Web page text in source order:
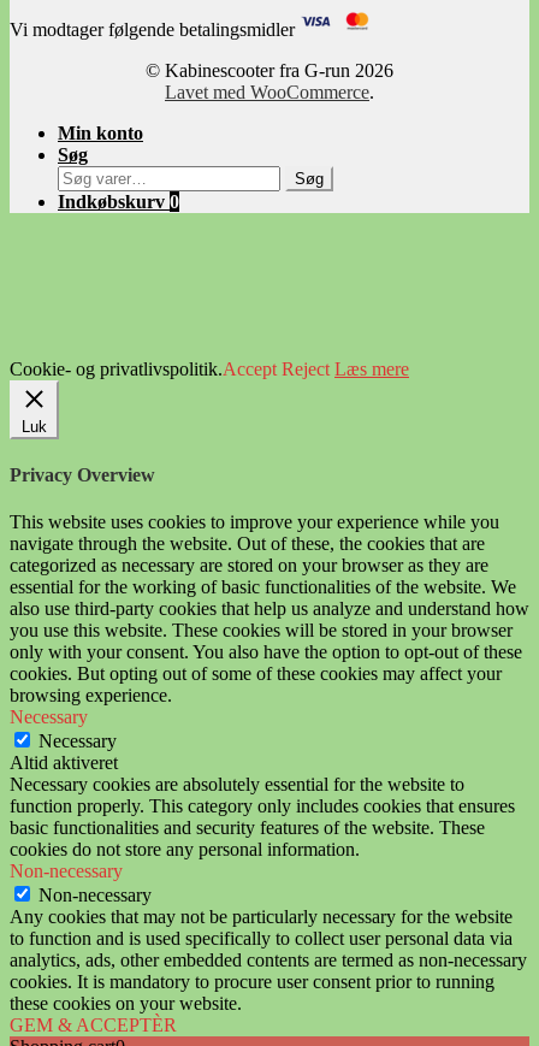
Vi modtager følgende betalingsmidler
© Kabinescooter fra G-run 2026
Lavet med WooCommerce.
Min konto
Søg
Søg
efter:
Søg
Indkøbskurv 0
Cookie- og privatlivspolitik.Accept Reject Læs mere
Luk
Privacy Overview
This website uses cookies to improve your experience while you
navigate through the website. Out of these, the cookies that are
categorized as necessary are stored on your browser as they are
essential for the working of basic functionalities of the website. We
also use third-party cookies that help us analyze and understand how
you use this website. These cookies will be stored in your browser
only with your consent. You also have the option to opt-out of these
cookies. But opting out of some of these cookies may affect your
browsing experience.
Necessary
Necessary
Altid aktiveret
Necessary cookies are absolutely essential for the website to
function properly. This category only includes cookies that ensures
basic functionalities and security features of the website. These
cookies do not store any personal information.
Non-necessary
Non-necessary
Any cookies that may not be particularly necessary for the website
to function and is used specifically to collect user personal data via
analytics, ads, other embedded contents are termed as non-necessary
cookies. It is mandatory to procure user consent prior to running
these cookies on your website.
GEM & ACCEPTÈR